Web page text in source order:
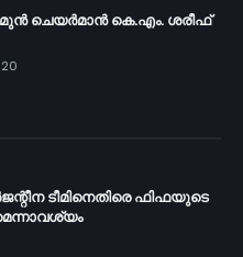
ചെയർമാൻ കെ.എം. ശരീഫ്​
ടീമിനെതിരെ ഫിഫയുടെ